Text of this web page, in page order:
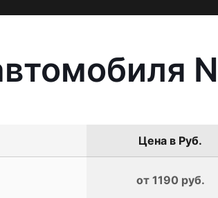
Цена в Руб.
от 1190 руб.